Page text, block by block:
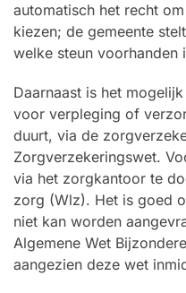
automatisch het recht
kiezen; de gemeente
welke steun voorhanden
Daarnaast is het
voor verpleging of
duurt, via de
Zorgverzekeringswet.
via het zorgkantoor te
zorg (Wlz). Het is goed
niet kan worden
Algemene Wet
aangezien deze wet